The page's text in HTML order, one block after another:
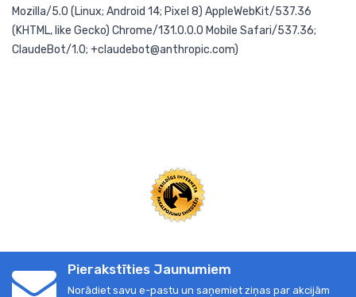
Mozilla/5.0 (Linux; Android 14; Pixel 8) AppleWebKit/537.36
(KHTML, like Gecko) Chrome/131.0.0.0 Mobile Safari/537.36;
ClaudeBot/1.0; +claudebot@anthropic.com)
Pierakstīties Jaunumiem
Norādiet savu e-pastu un saņemiet ziņas par akcijām